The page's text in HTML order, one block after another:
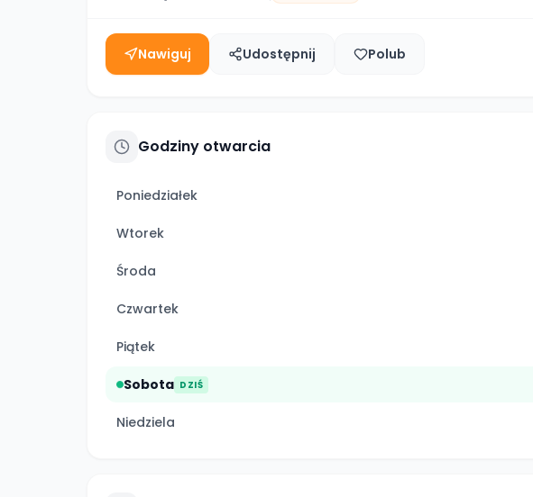
Nawiguj Udostępnij Polub
Godziny otwarcia
Poniedziałek
Wtorek
Środa
Czwartek
Piątek
Sobota DZIŚ
Niedziela